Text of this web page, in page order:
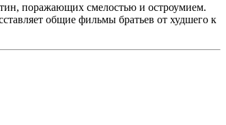
поражающих смелостью и остроумием.
общие фильмы братьев от худшего к